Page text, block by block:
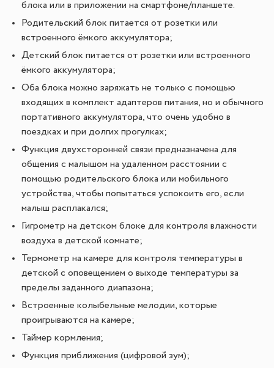
блока или в приложении на смартфоне/планшете.
Родительский блок питается от розетки или
встроенного ёмкого аккумулятора;
Детский блок питается от розетки или встроенного
ёмкого аккумулятора;
Оба блока можно заряжать не только с помощью
входящих в комплект адаптеров питания, но и обычного
портативного аккумулятора, что очень удобно в
поездках и при долгих прогулках;
Функция двухсторонней связи предназначена для
общения с малышом на удаленном расстоянии с
помощью родительского блока или мобильного
устройства, чтобы попытаться успокоить его, если
малыш расплакался;
Гигрометр на детском блоке для контроля влажности
воздуха в детской комнате;
Термометр на камере для контроля температуры в
детской с оповещением о выходе температуры за
пределы заданного диапазона;
Встроенные колыбельные мелодии, которые
проигрываются на камере;
Таймер кормления;
Функция приближения (цифровой зум);